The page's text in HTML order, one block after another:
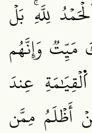
لِلَّهِۚ بَلۡ
مَيِّتٞ وَإِنَّهُم
عِندَ
أَظۡلَمُ مِمَّن